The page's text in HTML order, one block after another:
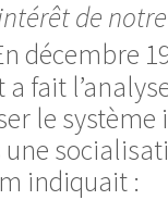
de
décembre
fait
le
une
indiquait :